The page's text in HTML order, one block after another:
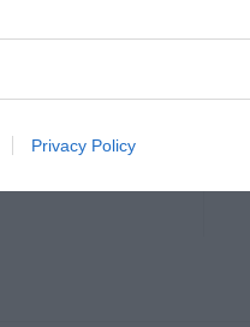
Privacy Policy
Hírek oldalán!